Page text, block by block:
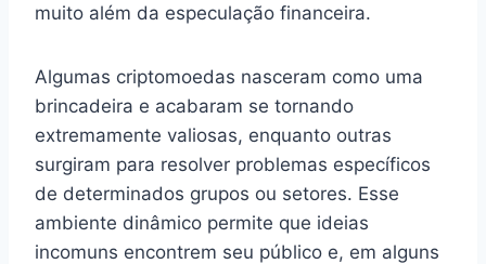
muito além da especulação financeira.
Algumas criptomoedas nasceram como uma
brincadeira e acabaram se tornando
extremamente valiosas, enquanto outras
surgiram para resolver problemas específicos
de determinados grupos ou setores. Esse
ambiente dinâmico permite que ideias
incomuns encontrem seu público e, em alguns